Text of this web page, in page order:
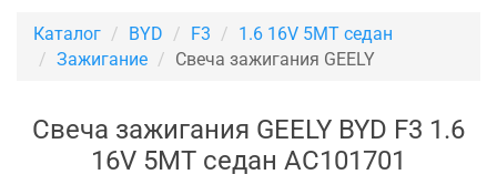
Каталог BYD F3
1.6 16V 5MT седан
Зажигание
Свеча зажигания GEELY
Свеча зажигания GEELY BYD F3 1.6
16V 5MT седан AC101701